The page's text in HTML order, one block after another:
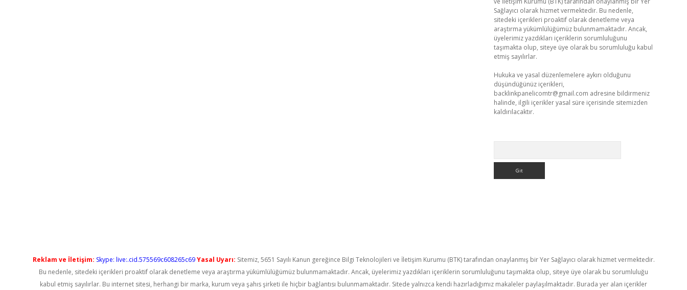
Sağlayıcı olarak hizmet vermektedir. Bu nedenle,
sitedeki içerikleri proaktif olarak denetleme veya
araştırma yükümlülüğümüz bulunmamaktadır. Ancak,
üyelerimiz yazdıkları içeriklerin sorumluluğunu
taşımakta olup, siteye üye olarak bu sorumluluğu kabul
etmiş sayılırlar.
Hukuka ve yasal düzenlemelere aykırı olduğunu
düşündüğünüz içerikleri,
backlinkpanelicomtr@gmail.com adresine bildirmeniz
halinde, ilgili içerikler yasal süre içerisinde sitemizden
kaldırılacaktır.
Reklam ve İletişim: Skype: live:.cid.575569c608265c69 Yasal Uyarı: Sitemiz, 5651 Sayılı Kanun gereğince Bilgi Teknolojileri ve İletişim Kurumu (BTK) tarafından onaylanmış bir Yer Sağlayıcı olarak hizmet vermektedir.
Bu nedenle, sitedeki içerikleri proaktif olarak denetleme veya araştırma yükümlülüğümüz bulunmamaktadır. Ancak, üyelerimiz yazdıkları içeriklerin sorumluluğunu taşımakta olup, siteye üye olarak bu sorumluluğu
kabul etmiş sayılırlar. Bu internet sitesi, herhangi bir marka, kurum veya şahıs şirketi ile hiçbir bağlantısı bulunmamaktadır. Sitede yalnızca kendi hazırladığımız makaleler paylaşılmaktadır. Burada yer alan içerikler